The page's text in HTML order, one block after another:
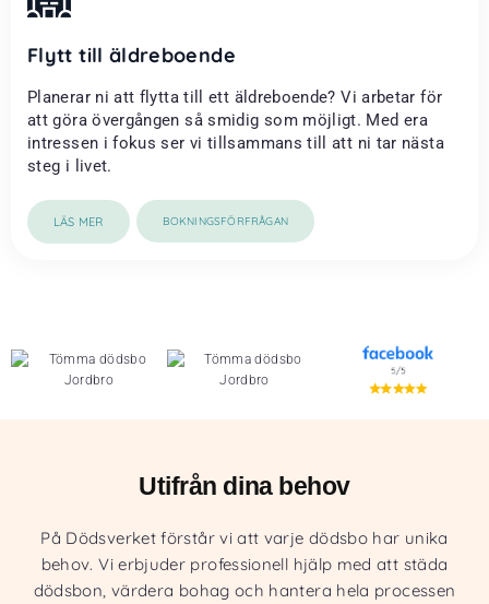
Flytt till äldreboende
Planerar ni att flytta till ett äldreboende? Vi arbetar för
att göra övergången så smidig som möjligt. Med era
intressen i fokus ser vi tillsammans till att ni tar nästa
steg i livet.
LÄS MER BOKNINGSFÖRFRÅGAN
Utifrån dina behov
På Dödsverket förstår vi att varje dödsbo har unika
behov. Vi erbjuder professionell hjälp med att städa
dödsbon, värdera bohag och hantera hela processen